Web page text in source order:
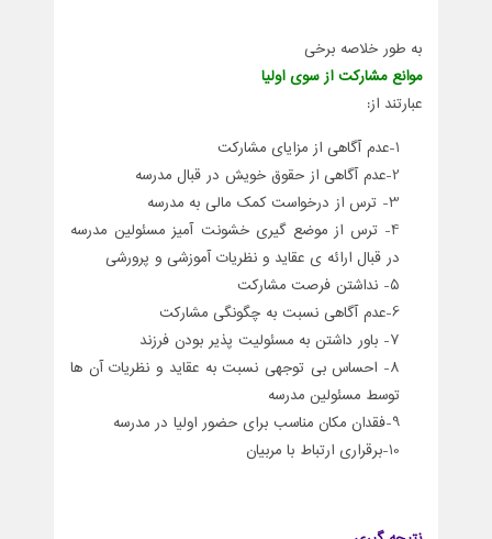
به طور خلاصه برخی
موانع مشارکت از سوی اولیا
عبارتند از:
1-عدم آگاهی از مزایای مشارکت
2-عدم آگاهی از حقوق خویش در قبال مدرسه
3- ترس از درخواست کمک مالی به مدرسه
4- ترس از موضع گیری خشونت آمیز مسئولین مدرسه
در قبال ارائه ی عقاید و نظریات آموزشی و پرورشی
5- نداشتن فرصت مشارکت
6-عدم آگاهی نسبت به چگونگی مشارکت
7- باور داشتن به مسئولیت پذیر بودن فرزند
8- احساس بی توجهی نسبت به عقاید و نظریات آن ها
توسط مسئولین مدرسه
9-فقدان مکان مناسب برای حضور اولیا در مدرسه
10-برقراری ارتباط با مربیان